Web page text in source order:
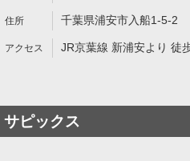
千葉県浦安市入船1-5-2
JR京葉線 新浦安より 徒
サピックス